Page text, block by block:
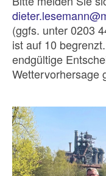
(ggfs. unter 0203
ist auf 10
endgültige
Wettervorhersage